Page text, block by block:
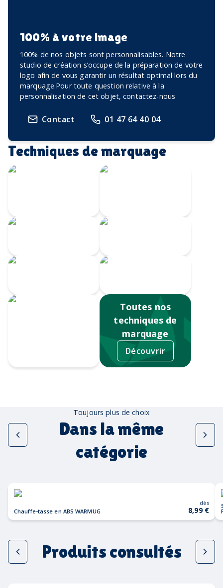
100% à votre image
100% de nos objets sont personnalisables. Notre
studio de création s’occupe de la préparation de votre
logo afin de vous garantir un résultat optimal lors du
marquage.Pour toute question relative à la
personnalisation de cet objet, contactez-nous
Contact 01 47 64 40 04
Techniques de marquage
Toutes nos
techniques de
marquage
Découvrir
Toujours plus de choix
Dans la même
catégorie
Chauffe-tasse en ABS WARMUG
dès
8,99 €
Produits consultés